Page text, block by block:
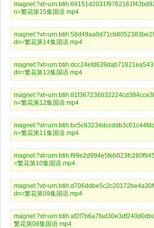
n=繁花第15集国语.mp4
dn=繁花第14集国语.mp4
dn=繁花第13集国语.mp4
n=繁花第12集国语.mp4
n=繁花第11集国语.mp4
=繁花第10集国语.mp4
dn=繁花第09集国语.mp4
繁花第08集国语.mp4